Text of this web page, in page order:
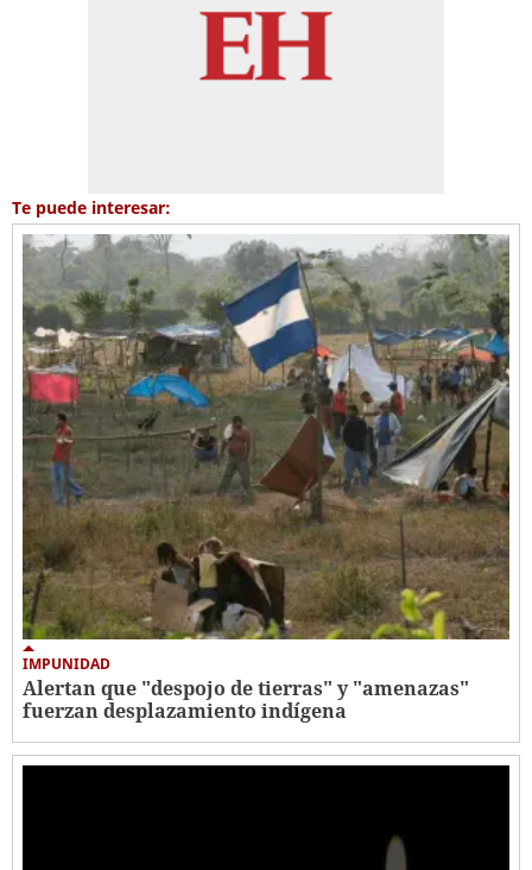
Te puede interesar:
IMPUNIDAD
Alertan que "despojo de tierras" y "amenazas"
fuerzan desplazamiento indígena